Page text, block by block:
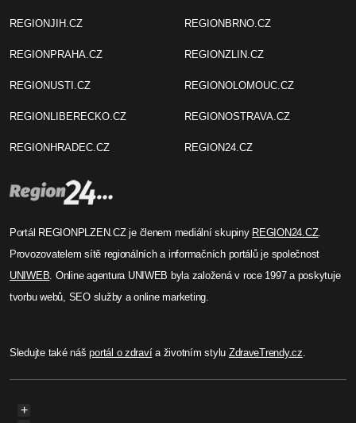
REGIONJIH.CZ
REGIONPRAHA.CZ
REGIONUSTI.CZ
REGIONLIBERECKO.CZ
REGIONHRADEC.CZ
REGIONBRNO.CZ
REGIONZLIN.CZ
REGIONOLOMOUC.CZ
REGIONOSTRAVA.CZ
REGION24.CZ
Portál REGIONPLZEN.CZ je členem mediální skupiny REGION24.CZ.
Provozovatelem sítě regionálních a informačních portálů je společnost
UNIWEB. Online agentura UNIWEB byla založená v roce 1997 a poskytuje
tvorbu webů, SEO služby a online marketing.
Sledujte také nášportál o zdravía životním stylu ZdraveTrendy.cz.
+